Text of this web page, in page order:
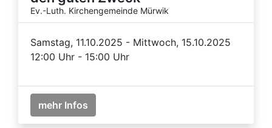
Ev.-Luth. Kirchengemeinde Mürwik
Samstag, 11.10.2025 - Mittwoch, 15.10.2025
12:00 Uhr - 15:00 Uhr
mehr Infos